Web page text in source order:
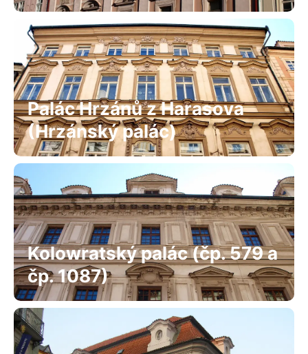
Palác Hrzánů z Harasova
(Hrzánský palác)
Kolowratský palác (čp. 579 a
čp. 1087)